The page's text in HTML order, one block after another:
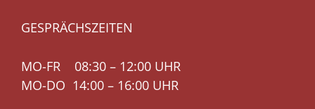
GESPRÄCHSZEITEN
MO-FR 08:30 – 12:00 UHR
MO-DO 14:00 – 16:00 UHR